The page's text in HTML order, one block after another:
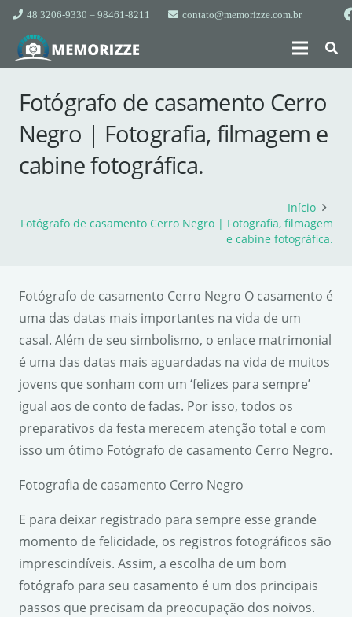
48 3206-9330 – 98461-8211 contato@memorizze.com.br
Fotógrafo de casamento Cerro
Negro | Fotografia, filmagem e
cabine fotográfica.
Início
Fotógrafo de casamento Cerro Negro | Fotografia, filmagem
e cabine fotográfica.
Fotógrafo de casamento Cerro Negro O casamento é
uma das datas mais importantes na vida de um
casal. Além de seu simbolismo, o enlace matrimonial
é uma das datas mais aguardadas na vida de muitos
jovens que sonham com um ‘felizes para sempre’
igual aos de conto de fadas. Por isso, todos os
preparativos da festa merecem atenção total e com
isso um ótimo Fotógrafo de casamento Cerro Negro.
Fotografia de casamento Cerro Negro
E para deixar registrado para sempre esse grande
momento de felicidade, os registros fotográficos são
imprescindíveis. Assim, a escolha de um bom
fotógrafo para seu casamento é um dos principais
passos que precisam da preocupação dos noivos.